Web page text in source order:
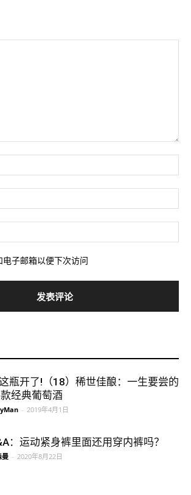
子邮箱以便下次访问
瓶开了!（18）稀世佳酿：一生要尝的
经典葡萄酒
- 2019年4月1日
：运动紧身裤里面还用穿内裤吗？
曼 - 2020年8月22日